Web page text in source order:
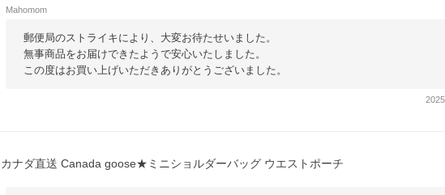
Mahomom
郵便局のストライキにより、大変お待たせいました。
無事商品をお届けできたようで安心いたしました。
この度はお買い上げいただきありがとうございました。
カナダ直送 Canada goose★ミニショルダーバッグ ウエストポーチ